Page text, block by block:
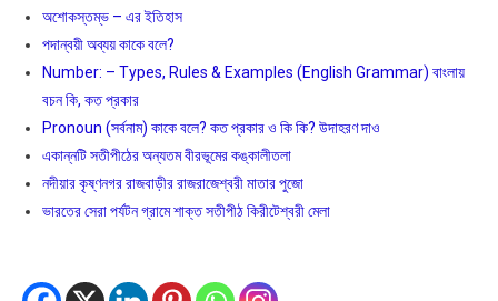
অশােকস্তম্ভ – এর ইতিহাস
পদান্বয়ী অব্যয় কাকে বলে?
Number: – Types, Rules & Examples (English Grammar) বাংলায়
বচন কি, কত প্রকার
Pronoun (সর্বনাম) কাকে বলে? কত প্রকার ও কি কি? উদাহরণ দাও
একান্নটি সতীপীঠের অন্যতম বীরভূমের কঙ্কালীতলা
নদীয়ার কৃষ্ণনগর রাজবাড়ীর রাজরাজেশ্বরী মাতার পুজো
ভারতের সেরা পর্যটন গ্রামে শাক্ত সতীপীঠ কিরীটেশ্বরী মেলা